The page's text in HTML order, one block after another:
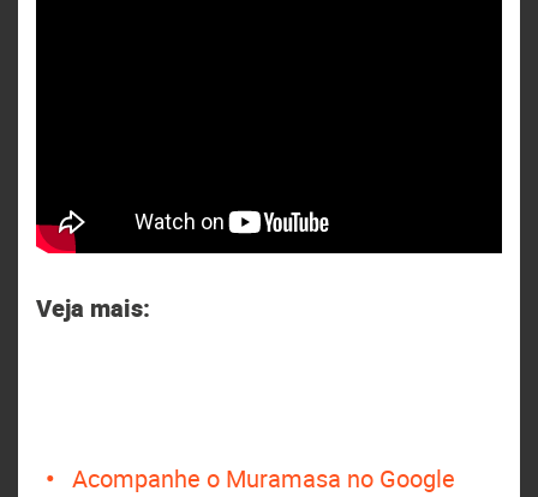
Veja mais:
Acompanhe o Muramasa no Google